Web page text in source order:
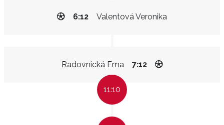
Valentová Veronika
6:12
Radovnická Ema 7:12
11:10